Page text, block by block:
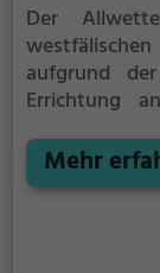
Der
aufgrund
Errichtung
Wegen zu
Mehr